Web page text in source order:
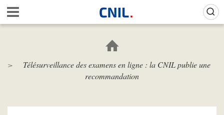
Aller
au
contenu
c
N
Télésurveillance des examens en ligne : la CNIL publie une
recommandation
Gestion de vos préférences sur les cookies (témoins de connexion)